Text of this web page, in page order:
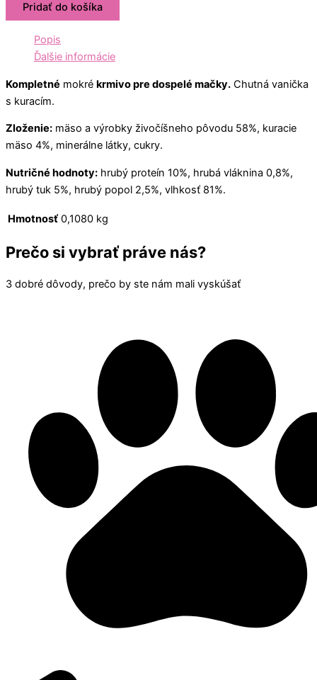
Pridať do košíka
Popis
Ďalšie informácie
Kompletné mokré krmivo pre dospelé mačky. Chutná vanička
s kuracím.
Zloženie: mäso a výrobky živočíšneho pôvodu 58%, kuracie
mäso 4%, minerálne látky, cukry.
Nutričné hodnoty: hrubý proteín 10%, hrubá vláknina 0,8%,
hrubý tuk 5%, hrubý popol 2,5%, vlhkosť 81%.
Hmotnosť 0,1080 kg
Prečo si vybrať práve nás?
3 dobré dôvody, prečo by ste nám mali vyskúšať